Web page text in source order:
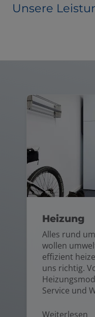
Unsere
Heizung
Alles rund
wollen
effizient
uns richtig.
Service und
Weiterlesen